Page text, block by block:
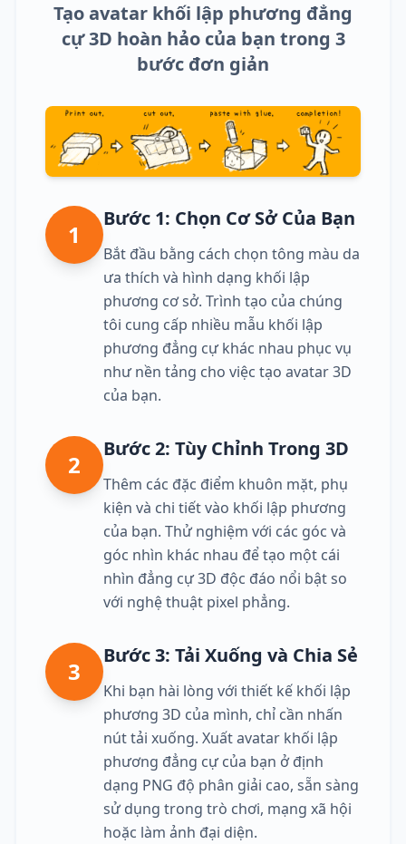
Tạo avatar khối lập phương đẳng
cự 3D hoàn hảo của bạn trong 3
bước đơn giản
1
Bước 1: Chọn Cơ Sở Của Bạn
Bắt đầu bằng cách chọn tông màu da
ưa thích và hình dạng khối lập
phương cơ sở. Trình tạo của chúng
tôi cung cấp nhiều mẫu khối lập
phương đẳng cự khác nhau phục vụ
như nền tảng cho việc tạo avatar 3D
của bạn.
2
Bước 2: Tùy Chỉnh Trong 3D
Thêm các đặc điểm khuôn mặt, phụ
kiện và chi tiết vào khối lập phương
của bạn. Thử nghiệm với các góc và
góc nhìn khác nhau để tạo một cái
nhìn đẳng cự 3D độc đáo nổi bật so
với nghệ thuật pixel phẳng.
3
Bước 3: Tải Xuống và Chia Sẻ
Khi bạn hài lòng với thiết kế khối lập
phương 3D của mình, chỉ cần nhấn
nút tải xuống. Xuất avatar khối lập
phương đẳng cự của bạn ở định
dạng PNG độ phân giải cao, sẵn sàng
sử dụng trong trò chơi, mạng xã hội
hoặc làm ảnh đại diện.